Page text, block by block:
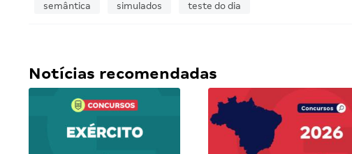
semântica
simulados teste do dia
Notícias recomendadas